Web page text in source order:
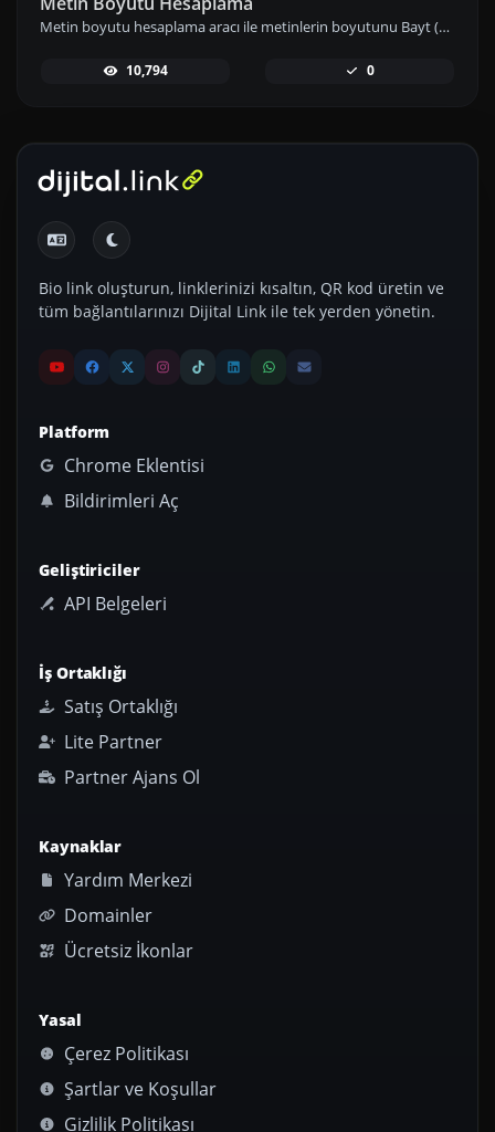
Metin boyutu hesaplama aracı ile metinlerin boyutunu Bayt (B), Kilobayt (KB) veya Megabayt (MB) cinsinden anında hesaplayın ve veri kullanımınızı etkin biçimde yönetin.
10,794 0
Bio link oluşturun, linklerinizi kısaltın, QR kod üretin ve
tüm bağlantılarınızı Dijital Link ile tek yerden yönetin.
Platform
Chrome Eklentisi
Bildirimleri Aç
Geliştiriciler
API Belgeleri
İş Ortaklığı
Satış Ortaklığı
Lite Partner
Partner Ajans Ol
Kaynaklar
Yardım Merkezi
Domainler
Ücretsiz İkonlar
Yasal
Çerez Politikası
Şartlar ve Koşullar
Gizlilik Politikası